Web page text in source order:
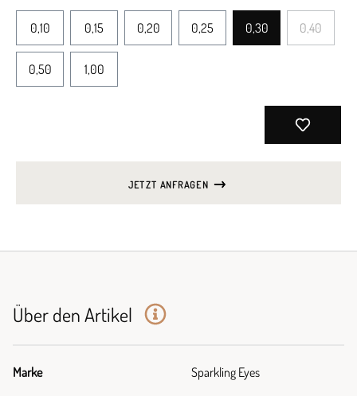
0,10 0,15 0,20 0,25 0,30 0,40
0,50 1,00
JETZT ANFRAGEN
Über den Artikel
Marke Sparkling Eyes